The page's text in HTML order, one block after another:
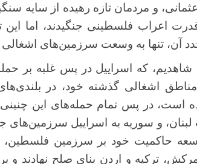
و مردمان تازه رهیده از سایه
اعراب فلسطینی جنگیدند، اما
آن، تنها به وسعت سرزمین‌های اشغالی
اشغالی گذشته خود، در
است، در پس تمام حمله‌های این چنینی
و سوریه به اسراییل سرزمین‌های
حاکمیت خود بر سرزمین
ترکیه و اردن بنای صلح نهادند